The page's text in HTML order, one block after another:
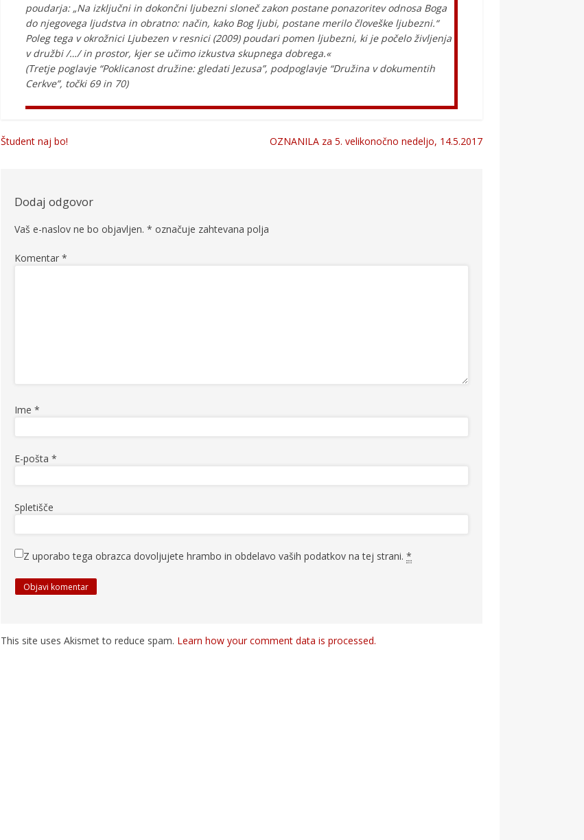
poudarja: „Na izključni in dokončni ljubezni sloneč zakon postane ponazoritev odnosa Boga
do njegovega ljudstva in obratno: način, kako Bog ljubi, postane merilo človeške ljubezni.“
Poleg tega v okrožnici Ljubezen v resnici (2009) poudari pomen ljubezni, ki je počelo življenja
v družbi /…/ in prostor, kjer se učimo izkustva skupnega dobrega.«
(Tretje poglavje “Poklicanost družine: gledati Jezusa”, podpoglavje “Družina v dokumentih
Cerkve”, točki 69 in 70)
Študent naj bo! OZNANILA za 5. velikonočno nedeljo, 14.5.2017
Dodaj odgovor
Vaš e-naslov ne bo objavljen. * označuje zahtevana polja
Komentar *
Ime *
E-pošta *
Spletišče
Z uporabo tega obrazca dovoljujete hrambo in obdelavo vaših podatkov na tej strani. *
This site uses Akismet to reduce spam. Learn how your comment data is processed.